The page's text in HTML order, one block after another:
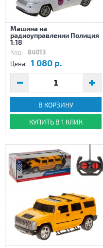
Машина на
радиоуправлении Полиция
1:18
Код: 84013
Цена: 1 080 р.
В КОРЗИНУ
КУПИТЬ В 1 КЛИК